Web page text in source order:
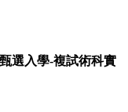
選入學-複試術科實